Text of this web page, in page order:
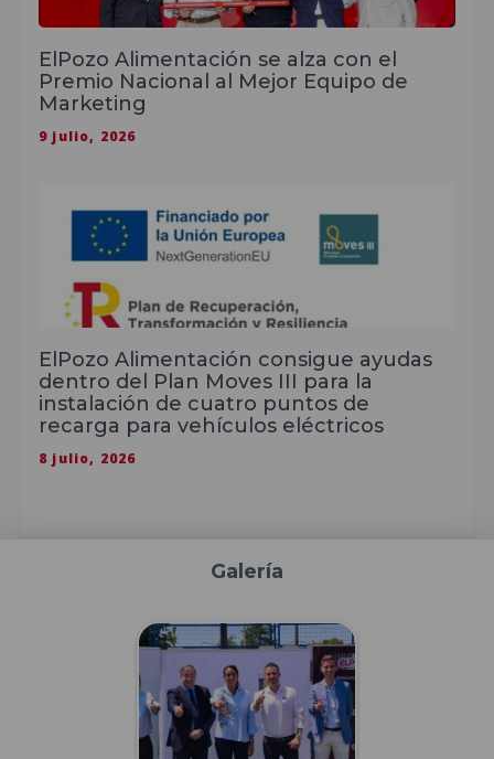
ElPozo Alimentación se alza con el
Premio Nacional al Mejor Equipo de
Marketing
9 julio, 2026
ElPozo Alimentación consigue ayudas
dentro del Plan Moves III para la
instalación de cuatro puntos de
recarga para vehículos eléctricos
8 julio, 2026
Galería